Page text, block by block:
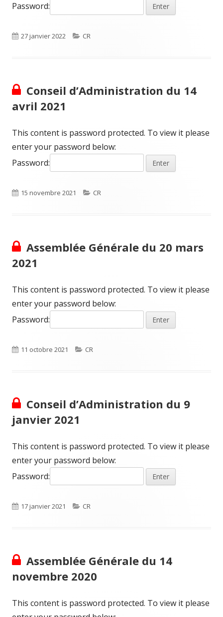
Password:
Published
27 janvier 2022 Categories
CR
Conseil d’Administration du 14
avril 2021
This content is password protected. To view it please
enter your password below:
Password:
Published
15 novembre 2021 Categories
CR
Assemblée Générale du 20 mars
2021
This content is password protected. To view it please
enter your password below:
Password:
Published
11 octobre 2021 Categories
CR
Conseil d’Administration du 9
janvier 2021
This content is password protected. To view it please
enter your password below:
Password:
Published
17 janvier 2021 Categories
CR
Assemblée Générale du 14
novembre 2020
This content is password protected. To view it please